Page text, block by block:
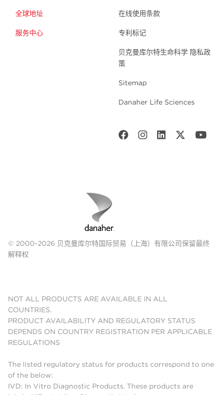
全球地址
服务中心
在线使用条款
专利标记
贝克曼库尔特生命科学 隐私政
策
Sitemap
Danaher Life Sciences
© 2000-2026 贝克曼库尔特国际贸易（上海）有限公司保留最终
解释权
NOT ALL PRODUCTS ARE AVAILABLE IN ALL
COUNTRIES.
PRODUCT AVAILABILITY AND REGULATORY STATUS
DEPENDS ON COUNTRY REGISTRATION PER APPLICABLE
REGULATIONS
The listed regulatory status for products correspond to one
of the below:
IVD: In Vitro Diagnostic Products. These products are